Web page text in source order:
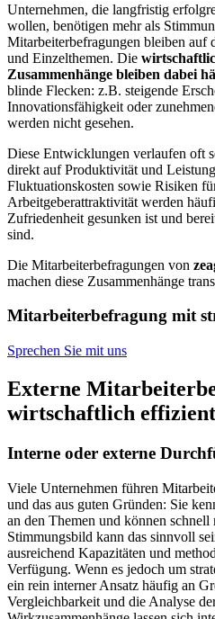
Unternehmen, die langfristig
wollen, benötigen mehr als
Mitarbeiterbefragungen bleiben auf
und Einzelthemen. Die
Zusammenhänge bleiben dabei
blinde Flecken: z.B. steigende
Innovationsfähigkeit oder
werden nicht gesehen.
Diese Entwicklungen verlaufen oft
direkt auf Produktivität und
Fluktuationskosten sowie Risiken
Arbeitgeberattraktivität werden
Zufriedenheit gesunken ist und
sind.
Die Mitarbeiterbefragungen von
machen diese Zusammenhänge
Mitarbeiterbefragung mit
Sprechen Sie mit uns
Externe
wirtschaftlich
Interne oder externe
Viele Unternehmen führen
und das aus guten Gründen: Sie
an den Themen und können schnell
Stimmungsbild kann das sinnvoll
ausreichend Kapazitäten und
Verfügung. Wenn es jedoch um
ein rein interner Ansatz häufig an
Vergleichbarkeit und die Analyse